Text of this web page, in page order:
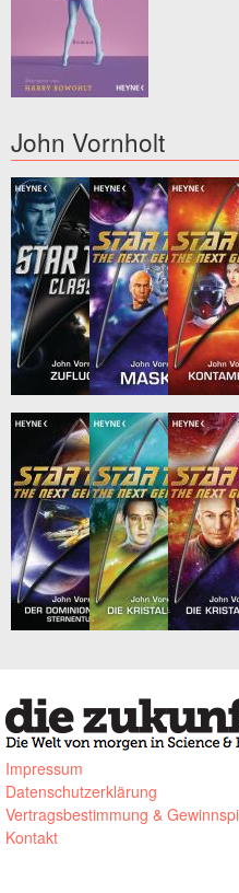
John Vornholt
Impressum
Datenschutzerklärung
Vertragsbestimmung &
Kontakt